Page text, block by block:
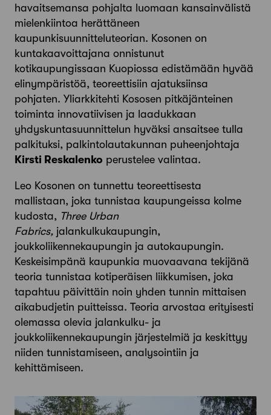
havaitsemansa pohjalta luomaan kansainvälistä
mielenkiintoa herättäneen
kaupunkisuunnitteluteorian. Kosonen on
kuntakaavoittajana onnistunut
kotikaupungissaan Kuopiossa edistämään hyvää
elinympäristöä, teoreettisiin ajatuksiinsa
pohjaten. Yliarkkitehti Kososen pitkäjänteinen
toiminta innovatiivisen ja laadukkaan
yhdyskuntasuunnittelun hyväksi ansaitsee tulla
palkituksi, palkintolautakunnan puheenjohtaja
Kirsti Reskalenko perustelee valintaa.
Leo Kosonen on tunnettu teoreettisesta
mallistaan, joka tunnistaa kaupungeissa kolme
kudosta, Three Urban
Fabrics, jalankulkukaupungin,
joukkoliikennekaupungin ja autokaupungin.
Keskeisimpänä kaupunkia muovaavana tekijänä
teoria tunnistaa kotiperäisen liikkumisen, joka
tapahtuu päivittäin noin yhden tunnin mittaisen
aikabudjetin puitteissa. Teoria arvostaa erityisesti
olemassa olevia jalankulku- ja
joukkoliikennekaupungin järjestelmiä ja keskittyy
niiden tunnistamiseen, analysointiin ja
kehittämiseen.